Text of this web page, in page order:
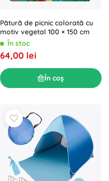
Pătură de picnic colorată cu
motiv vegetal 100 × 150 cm
În stoc
64,00 lei
În coș